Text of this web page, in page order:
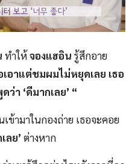
ทำให้จองแฮอิน รู้สึกอาย
เอาแต่ชมผมไม่หยุดเลย เธอ
า ‘ดีมากเลย’ “
ข้ามาในกองถ่าย เธอจะคอย
ลย’ ต่างหาก